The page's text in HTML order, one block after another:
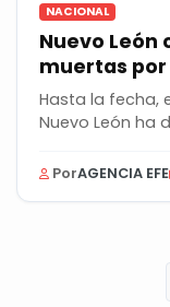
NACIONAL
Nuevo León
muertas
Hasta la fecha,
Nuevo León ha
PorAGENCIA EFE